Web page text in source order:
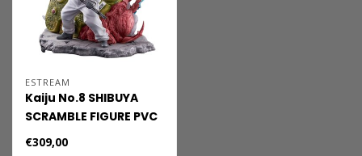
ESTREAM
Kaiju No.8 SHIBUYA
SCRAMBLE FIGURE PVC
Statue 1/7 Kaiju No.8 &
€309,00